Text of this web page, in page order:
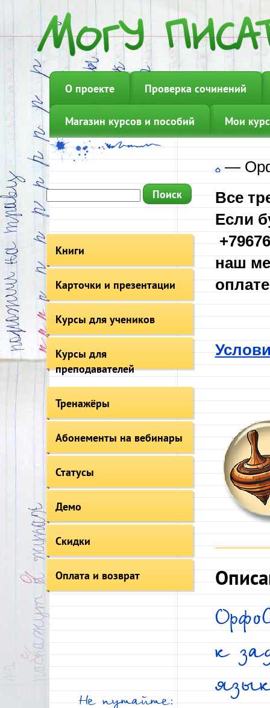
О проекте Проверка сочинений
Магазин курсов и пособий Мои
Книги
Карточки и презентации
Курсы для учеников
Курсы для
преподавателей
Тренажёры
Абонементы на вебинары
Статусы
Демо
Скидки
Оплата и возврат
Не путайте:
—
Все
Если
наш
к